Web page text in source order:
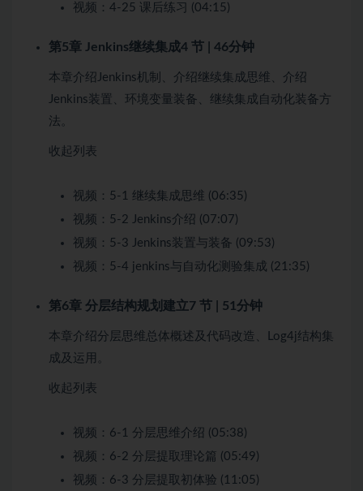
视频： 4-25 课后练习 (04:15)
第5章 Jenkins继续集成4 节 | 46分钟
本章介绍Jenkins机制、介绍继续集成思维、介绍
Jenkins装置、环境变量装备、继续集成自动化装备方
法。
收起列表
视频： 5-1 继续集成思维 (06:35)
视频： 5-2 Jenkins介绍 (07:07)
视频： 5-3 Jenkins装置与装备 (09:53)
视频： 5-4 jenkins与自动化测验集成 (21:35)
第6章 分层结构规划建立7 节 | 51分钟
本章介绍分层思维总体概述及代码改造、Log4j结构集
成及运用。
收起列表
视频： 6-1 分层思维介绍 (05:38)
视频： 6-2 分层提取理论篇 (05:49)
视频： 6-3 分层提取初体验 (11:05)